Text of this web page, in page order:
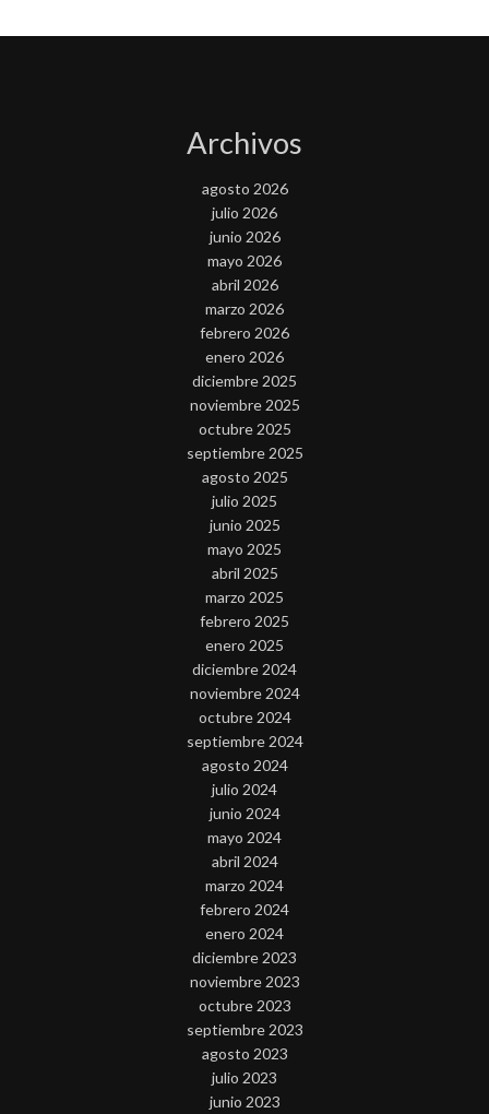
Archivos
agosto 2026
julio 2026
junio 2026
mayo 2026
abril 2026
marzo 2026
febrero 2026
enero 2026
diciembre 2025
noviembre 2025
octubre 2025
septiembre 2025
agosto 2025
julio 2025
junio 2025
mayo 2025
abril 2025
marzo 2025
febrero 2025
enero 2025
diciembre 2024
noviembre 2024
octubre 2024
septiembre 2024
agosto 2024
julio 2024
junio 2024
mayo 2024
abril 2024
marzo 2024
febrero 2024
enero 2024
diciembre 2023
noviembre 2023
octubre 2023
septiembre 2023
agosto 2023
julio 2023
junio 2023